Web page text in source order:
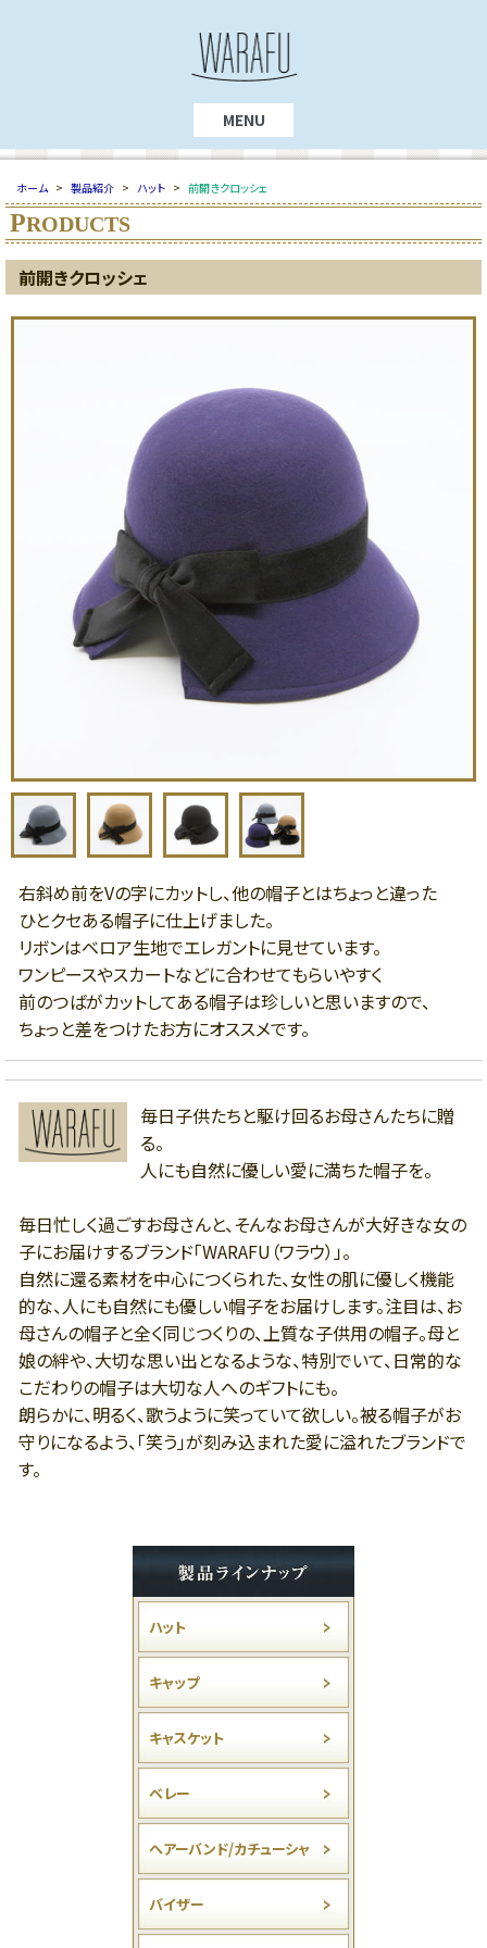
MENU
ホーム > 製品紹介 > ハット > 前開きクロッシェ
PRODUCTS
前開きクロッシェ
右斜め前をVの字にカットし、他の帽子とはちょっと違った
ひとクセある帽子に仕上げました。
リボンはベロア生地でエレガントに見せています。
ワンピースやスカートなどに合わせてもらいやすく
前のつばがカットしてある帽子は珍しいと思いますので、
ちょっと差をつけたお方にオススメです。
毎日子供たちと駆け回るお母さんたちに贈
る。
人にも自然に優しい愛に満ちた帽子を。
毎日忙しく過ごすお母さんと、そんなお母さんが大好きな女の
子にお届けするブランド「WARAFU（ワラウ）」。
自然に還る素材を中心につくられた、女性の肌に優しく機能
的な、人にも自然にも優しい帽子をお届けします。注目は、お
母さんの帽子と全く同じつくりの、上質な子供用の帽子。母と
娘の絆や、大切な思い出となるような、特別でいて、日常的な
こだわりの帽子は大切な人へのギフトにも。
朗らかに、明るく、歌うように笑っていて欲しい。被る帽子がお
守りになるよう、「笑う」が刻み込まれた愛に溢れたブランドで
す。
ハット
キャップ
キャスケット
ベレー
ヘアーバンド/カチューシャ
バイザー